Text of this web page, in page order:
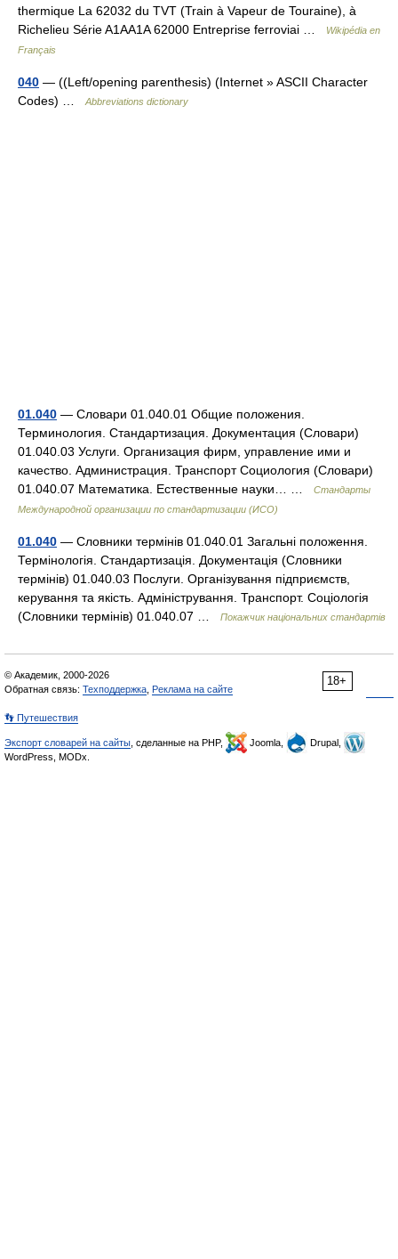
thermique La 62032 du TVT (Train à Vapeur de Touraine), à
Richelieu Série A1AA1A 62000 Entreprise ferroviai …
Wikipédia en
Français
040 — ((Left/opening parenthesis) (Internet » ASCII Character
Codes) …
Abbreviations dictionary
01.040 — Словари 01.040.01 Общие положения.
Терминология. Стандартизация. Документация (Словари)
01.040.03 Услуги. Организация фирм, управление ими и
качество. Администрация. Транспорт Социология (Словари)
01.040.07 Математика. Естественные науки… …
Стандарты
Международной организации по стандартизации (ИСО)
01.040 — Словники термінів 01.040.01 Загальні положення.
Термінологія. Стандартизація. Документація (Словники
термінів) 01.040.03 Послуги. Організування підприємств,
керування та якість. Адміністрування. Транспорт. Соціологія
(Словники термінів) 01.040.07 …
Покажчик національних стандартів
18+
© Академик, 2000-2026
Обратная связь: Техподдержка Реклама на сайте
👣 Путешествия
Экспорт словарей на сайты , сделанные на PHP, Joomla,
Drupal,
WordPress, MODx.